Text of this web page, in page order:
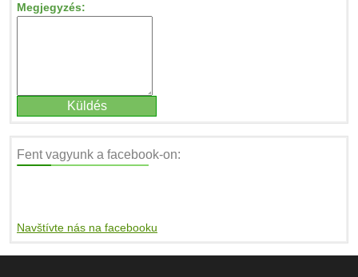
Megjegyzés:
Fent vagyunk a facebook-on:
Navštívte nás na facebooku